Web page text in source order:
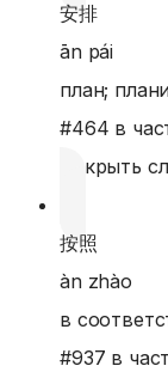
安排
ān pái
план;
#464 в
Открыть
按照
àn zhào
в
#937 в